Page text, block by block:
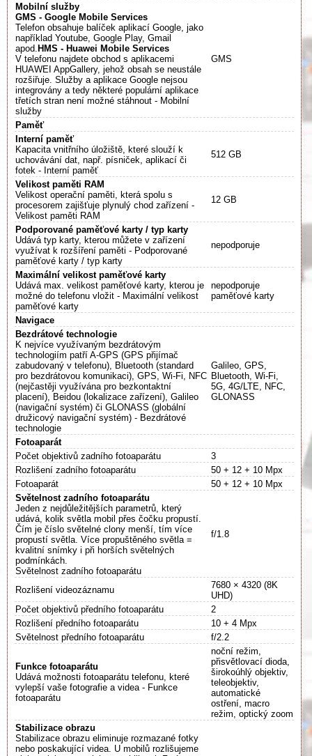
Mobilní služby
GMS - Google Mobile Services
Telefon obsahuje balíček aplikací Google, jako
například Youtube, Google Play, Gmail
apod. HMS - Huawei Mobile Services
V telefonu najdete obchod s aplikacemi
HUAWEI AppGallery, jehož obsah se neustále
rozšiřuje. Služby a aplikace Google nejsou
integrovány a tedy některé populární aplikace
třetích stran není možné stáhnout - Mobilní
služby
GMS
Paměť
Interní paměť
Kapacita vnitřního úložiště, které slouží k
uchovávání dat, např. písniček, aplikací či
fotek - Interní paměť
512 GB
Velikost paměti RAM
Velikost operační paměti, která spolu s
procesorem zajišťuje plynulý chod zařízení -
Velikost paměti RAM
12 GB
Podporované paměťové karty / typ karty
Udává typ karty, kterou můžete v zařízení
využívat k rozšíření paměti - Podporované
paměťové karty / typ karty
nepodporuje
Maximální velikost paměťové karty
Udává max. velikost paměťové karty, kterou je
možné do telefonu vložit - Maximální velikost
paměťové karty
nepodporuje
paměťové karty
Navigace
Bezdrátové technologie
K nejvíce využívaným bezdrátovým
technologiím patří A-GPS (GPS přijímač
zabudovaný v telefonu), Bluetooth (standard
pro bezdrátovou komunikaci), GPS, Wi-Fi, NFC
(nejčastěji využívána pro bezkontaktní
placení), Beidou (lokalizace zařízení), Galileo
(navigační systém) či GLONASS (globální
družicový navigační systém) - Bezdrátové
technologie
Galileo, GPS,
Bluetooth, Wi-Fi,
5G, 4G/LTE, NFC,
GLONASS
Fotoaparát
Počet objektivů zadního fotoaparátu
3
Rozlišení zadního fotoaparátu
50 + 12 + 10 Mpx
Fotoaparát
50 + 12 + 10 Mpx
Světelnost zadního fotoaparátu
Jeden z nejdůležitějších parametrů, který
udává, kolik světla mobil přes čočku propustí.
Čím je číslo světelné clony menší, tím více
propustí světla. Více propuštěného světla =
kvalitní snímky i při horších světelných
podmínkách.
Světelnost zadního fotoaparátu
f/1.8
Rozlišení videozáznamu
7680 × 4320 (8K
UHD)
Počet objektivů předního fotoaparátu
2
Rozlišení předního fotoaparátu
10 + 4 Mpx
Světelnost předního fotoaparátu
f/2.2
Funkce fotoaparátu
Udává možnosti fotoaparátu telefonu, které
vylepší vaše fotografie a videa - Funkce
fotoaparátu
noční režim,
přisvětlovací dioda,
širokoúhlý objektiv,
teleobjektiv,
automatické
ostření, macro
režim, optický zoom
Stabilizace obrazu
Stabilizace obrazu eliminuje rozmazané fotky
nebo poskakující videa. U mobilů rozlišujeme